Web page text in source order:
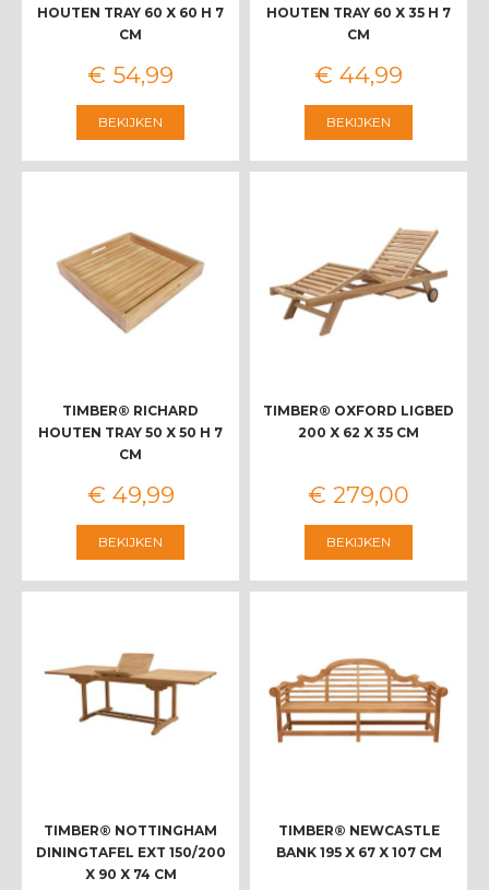
HOUTEN TRAY 60 X 60 H 7
CM
€ 54,99
BEKIJKEN
HOUTEN TRAY 60 X 35 H 7
CM
€ 44,99
BEKIJKEN
TIMBER® RICHARD
HOUTEN TRAY 50 X 50 H 7
CM
€ 49,99
BEKIJKEN
TIMBER® OXFORD LIGBED
200 X 62 X 35 CM
€ 279,00
BEKIJKEN
TIMBER® NOTTINGHAM
DININGTAFEL EXT 150/200
X 90 X 74 CM
TIMBER® NEWCASTLE
BANK 195 X 67 X 107 CM